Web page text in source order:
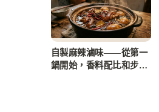
自製麻辣滷味——從第一
鍋開始，香料配比和步驟